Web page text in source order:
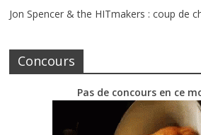
Jon Spencer & the HITmakers : coup de
Concours
Pas de concours en ce